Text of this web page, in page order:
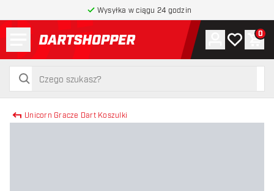
Wysyłka w ciągu 24 godzin
powrót do strony głównej
szukaj
szukaj
Konto
Moja lista
0
Unicorn Gracze Dart Koszulki